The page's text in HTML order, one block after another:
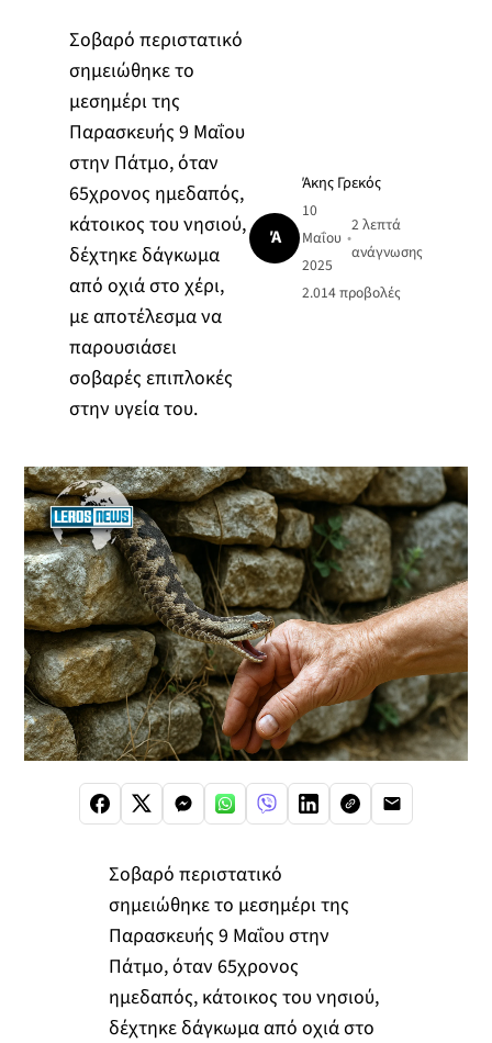
Σοβαρό περιστατικό
σημειώθηκε το
μεσημέρι της
Παρασκευής 9 Μαΐου
στην Πάτμο, όταν
65χρονος ημεδαπός,
κάτοικος του νησιού,
δέχτηκε δάγκωμα
από οχιά στο χέρι,
με αποτέλεσμα να
παρουσιάσει
σοβαρές επιπλοκές
στην υγεία του.
Ά
Άκης Γρεκός
10
Μαΐου
2025
•
2 λεπτά
ανάγνωσης
2.014προβολές
Σοβαρό περιστατικό
σημειώθηκε το μεσημέρι της
Παρασκευής 9 Μαΐου στην
Πάτμο, όταν 65χρονος
ημεδαπός, κάτοικος του νησιού,
δέχτηκε δάγκωμα από οχιά στο